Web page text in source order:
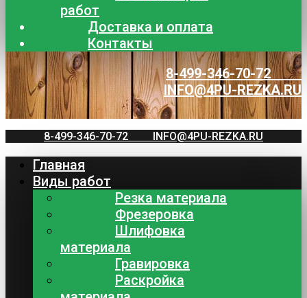
работ
Доставка и оплата
Контакты
8-499-346-70-72
INFO@4PU-REZKA.RU
8-499-346-70-72 INFO@4PU-REZKA.RU
Главная
Виды работ
Резка материала
Фрезеровка
Шлифовка
материала
Гравировка
Раскройка